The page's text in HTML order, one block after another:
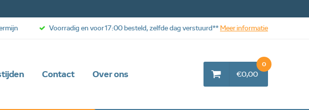
Contact Over ons €0,00
0
Voorradig en voor 17:00 besteld, zelfde dag verstuurd** Meer informatie